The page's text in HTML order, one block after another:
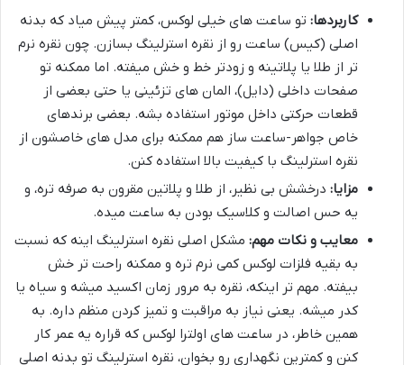
کاربردها: تو ساعت های خیلی لوکس، کمتر پیش میاد که بدنه
اصلی (کیس) ساعت رو از نقره استرلینگ بسازن. چون نقره نرم
تر از طلا یا پلاتینه و زودتر خط و خش میفته. اما ممکنه تو
صفحات داخلی (دایل)، المان های تزئینی یا حتی بعضی از
قطعات حرکتی داخل موتور استفاده بشه. بعضی برندهای
خاص جواهر-ساعت ساز هم ممکنه برای مدل های خاصشون از
نقره استرلینگ با کیفیت بالا استفاده کنن.
مزایا: درخشش بی نظیر، از طلا و پلاتین مقرون به صرفه تره، و
یه حس اصالت و کلاسیک بودن به ساعت میده.
معایب و نکات مهم: مشکل اصلی نقره استرلینگ اینه که نسبت
به بقیه فلزات لوکس کمی نرم تره و ممکنه راحت تر خش
بیفته. مهم تر اینکه، نقره به مرور زمان اکسید میشه و سیاه یا
کدر میشه. یعنی نیاز به مراقبت و تمیز کردن منظم داره. به
همین خاطر، در ساعت های اولترا لوکس که قراره یه عمر کار
کنن و کمترین نگهداری رو بخوان، نقره استرلینگ تو بدنه اصلی